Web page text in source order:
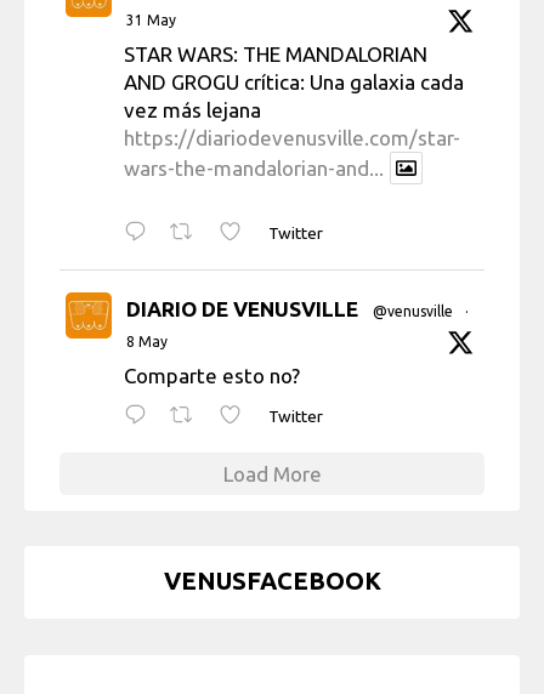
31 May
STAR WARS: THE MANDALORIAN
AND GROGU crítica: Una galaxia cada
vez más lejana
https://diariodevenusville.com/star-
wars-the-mandalorian-and...
Twitter
DIARIO DE VENUSVILLE @venusville
·
8 May
Comparte esto no?
Twitter
Load More
VENUSFACEBOOK